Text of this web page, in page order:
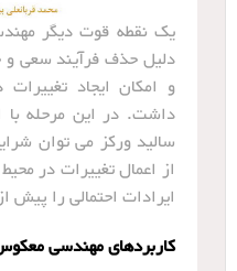
یک نقطه قوت دیگر
دلیل حذف فرآیند سعی و
و امکان ایجاد
داشت. در این مرحله با
سالید ورکز می توان
از اعمال تغییرات در
ایرادات احتمالی را
کاربردهای مهندسی